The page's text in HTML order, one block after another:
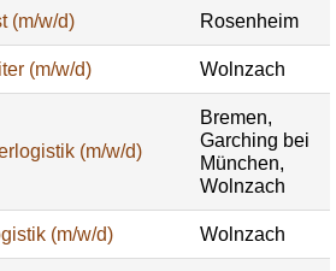
(m/w/d) Rosenheim
(m/w/d) Wolnzach
(m/w/d)
Bremen,
Garching bei
München,
Wolnzach
(m/w/d) Wolnzach